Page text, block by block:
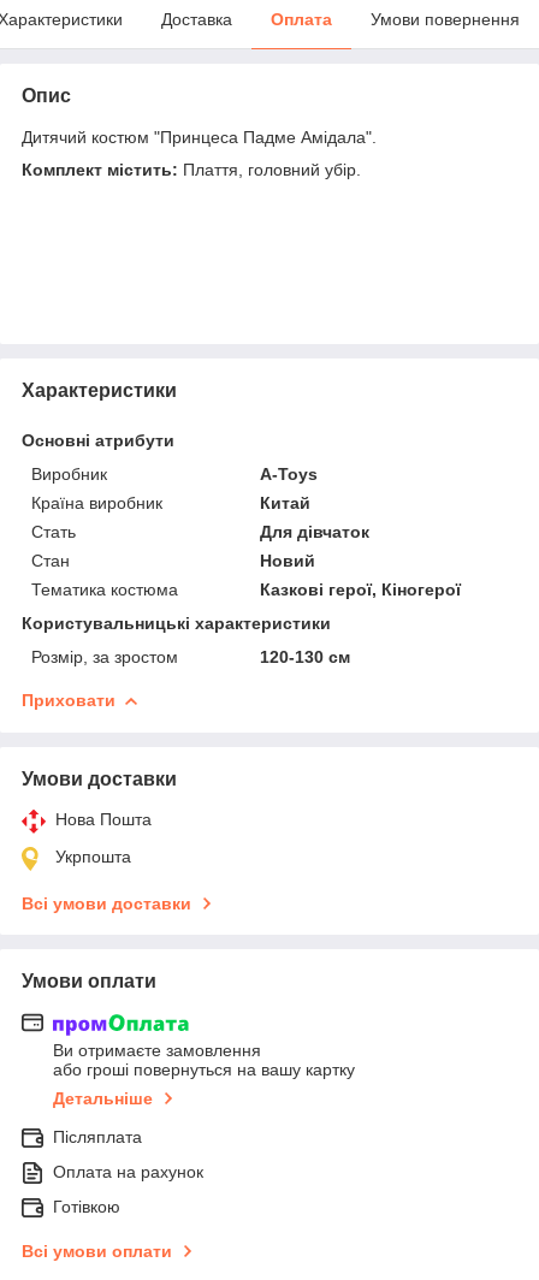
Доставка Оплата Умови повернення
Опис
Дитячий костюм "Принцеса Падме Амідала".
Комплект містить: Плаття, головний убір.
Характеристики
Основні атрибути
Виробник
A-Toys
Країна виробник
Китай
Стать
Для дівчаток
Стан
Новий
Тематика костюма
Казкові герої, Кіногерої
Користувальницькі характеристики
Розмір, за зростом
120-130 см
Приховати
Умови доставки
Нова Пошта
Укрпошта
Всі умови доставки
Умови оплати
Ви отримаєте замовлення
або гроші повернуться на вашу картку
Детальніше
Післяплата
Оплата на рахунок
Готівкою
Всі умови оплати